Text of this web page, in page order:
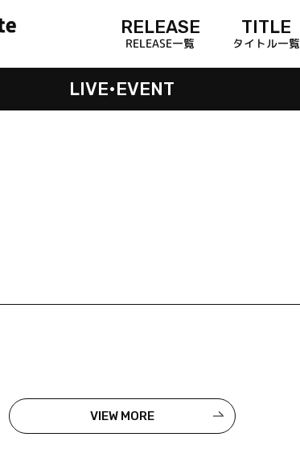
RELEASE
RELEASE一覧
TITLE
タイトル一覧
LIVE•EVENT
VIEW MORE